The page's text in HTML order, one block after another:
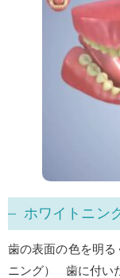
ホワイトニン
歯の表面の色を明
ニング） 歯に付い